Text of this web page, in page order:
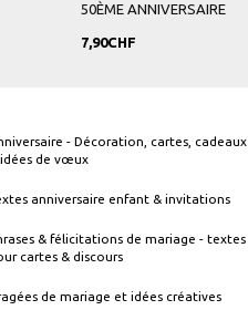
50ÈME ANNIVERSAIRE
7,90CHF
- Décoration, cartes, cadeaux
idées de vœux
anniversaire enfant & invitations
& félicitations de mariage - textes
cartes & discours
de mariage et idées créatives